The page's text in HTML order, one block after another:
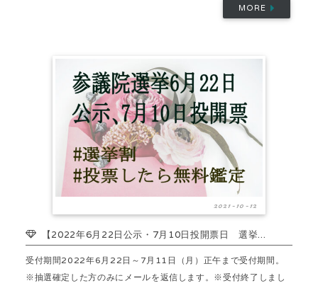
MORE
2021-10-12
【2022年6月22日公示・7月10日投開票日 選挙...
受付期間2022年6月22日～7月11日（月）正午まで受付期間。
※抽選確定した方のみにメールを返信します。※受付終了しまし